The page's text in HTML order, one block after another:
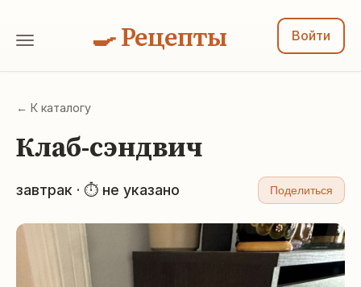
🍳 Рецепты Войти
← К каталогу
Клаб-сэндвич
завтрак · ⏱ не указано Поделиться